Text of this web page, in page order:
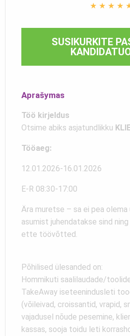
★ ★ ★ ★
SUSIKURKITE
Aprašymas
Töö kirjeldus
Otsime abiks asjatundlikku
Tööaeg:
12.01.2026-16.01.2026
E-R 08:30-17:00
Ära muretse – sa ei pea
asumist juhendatakse sind
ette töövõtted.
Põhilised ülesanded on:
Hommikuti saalilaudade/
TakeAway iseteenindusleti
(võileivad, croissantid, vrapid,
vajadusel nõude pesemine,
kassas, sooja toidu leti